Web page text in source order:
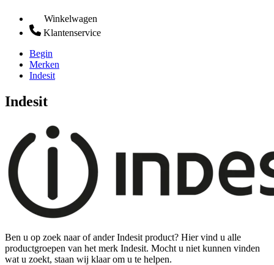
Winkelwagen
Klantenservice
Begin
Merken
Indesit
Indesit
Ben u op zoek naar of ander Indesit product? Hier vind u alle
productgroepen van het merk Indesit. Mocht u niet kunnen vinden
wat u zoekt, staan wij klaar om u te helpen.